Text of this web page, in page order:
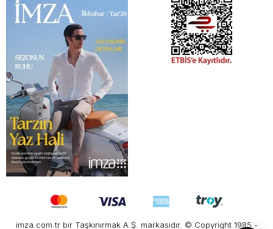
imza.com.tr bir Taşkınırmak A.Ş. markasıdır. © Copyright 1985 -